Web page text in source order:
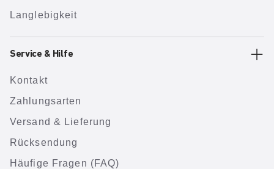
Langlebigkeit
Service & Hilfe
Kontakt
Zahlungsarten
Versand & Lieferung
Rücksendung
Häufige Fragen (FAQ)